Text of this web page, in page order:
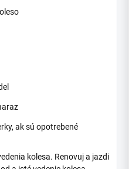
ak sú opotrebené
kolesa. Renovuj a jazdi